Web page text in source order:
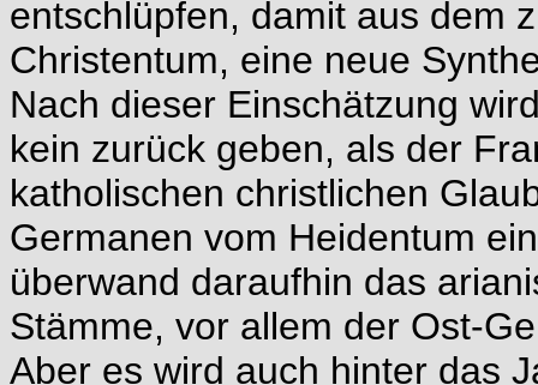
entschlüpfen, damit aus dem
Christentum, eine neue
Nach dieser Einschätzung
kein zurück geben, als der
katholischen christlichen
Germanen vom Heidentum
überwand daraufhin das
Stämme, vor allem der Ost-
Aber es wird auch hinter das